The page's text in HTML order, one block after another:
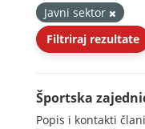
Javni sektor
Filtriraj rezultate
Športska
Popis i kontakti